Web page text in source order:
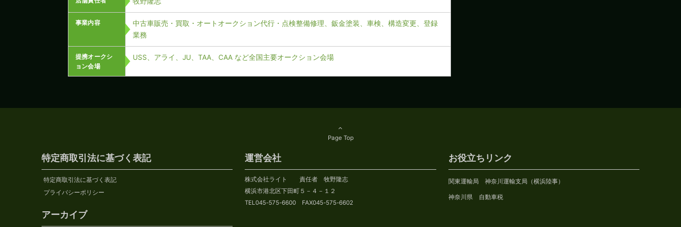
事業内容
中古車販売・買取・オートオークション代行・点検整備修理、鈑金塗装、車検、構造変更、登録
業務
提携オークシ
ョン会場
USS、アライ、JU、TAA、CAA など全国主要オークション会場
Page Top
特定商取引法に基づく表記
特定商取引法に基づく表記
プライバシーポリシー
アーカイブ
運営会社
株式会社ライト 責任者 牧野隆志
横浜市港北区下田町５－４－１２
TEL045-575-6600 FAX045-575-6602
お役立ちリンク
関東運輸局 神奈川運輸支局（横浜陸事）
神奈川県 自動車税